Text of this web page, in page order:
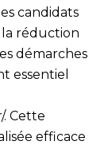
candidats
la réduction
démarches
essentiel
. Cette
efficace